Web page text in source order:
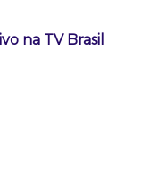
na TV Brasil